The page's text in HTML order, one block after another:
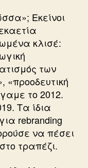
Εκείνοι
κλισέ:
των
«προοδευτική
το 2012.
Τα ίδια
rebranding
να πέσει
τραπέζι.